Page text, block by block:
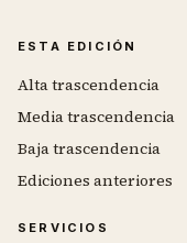
ESTA EDICIÓN
Alta trascendencia
Media trascendencia
Baja trascendencia
Ediciones anteriores
SERVICIOS